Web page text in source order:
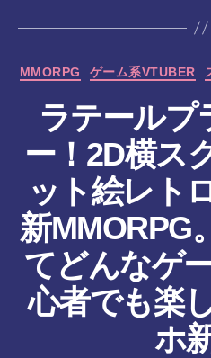
MMORPG ゲーム系VTUBER
ラテールプ
ー！2D横ス
ット絵レト
新MMORPG
てどんなゲ
心者でも楽
ホ